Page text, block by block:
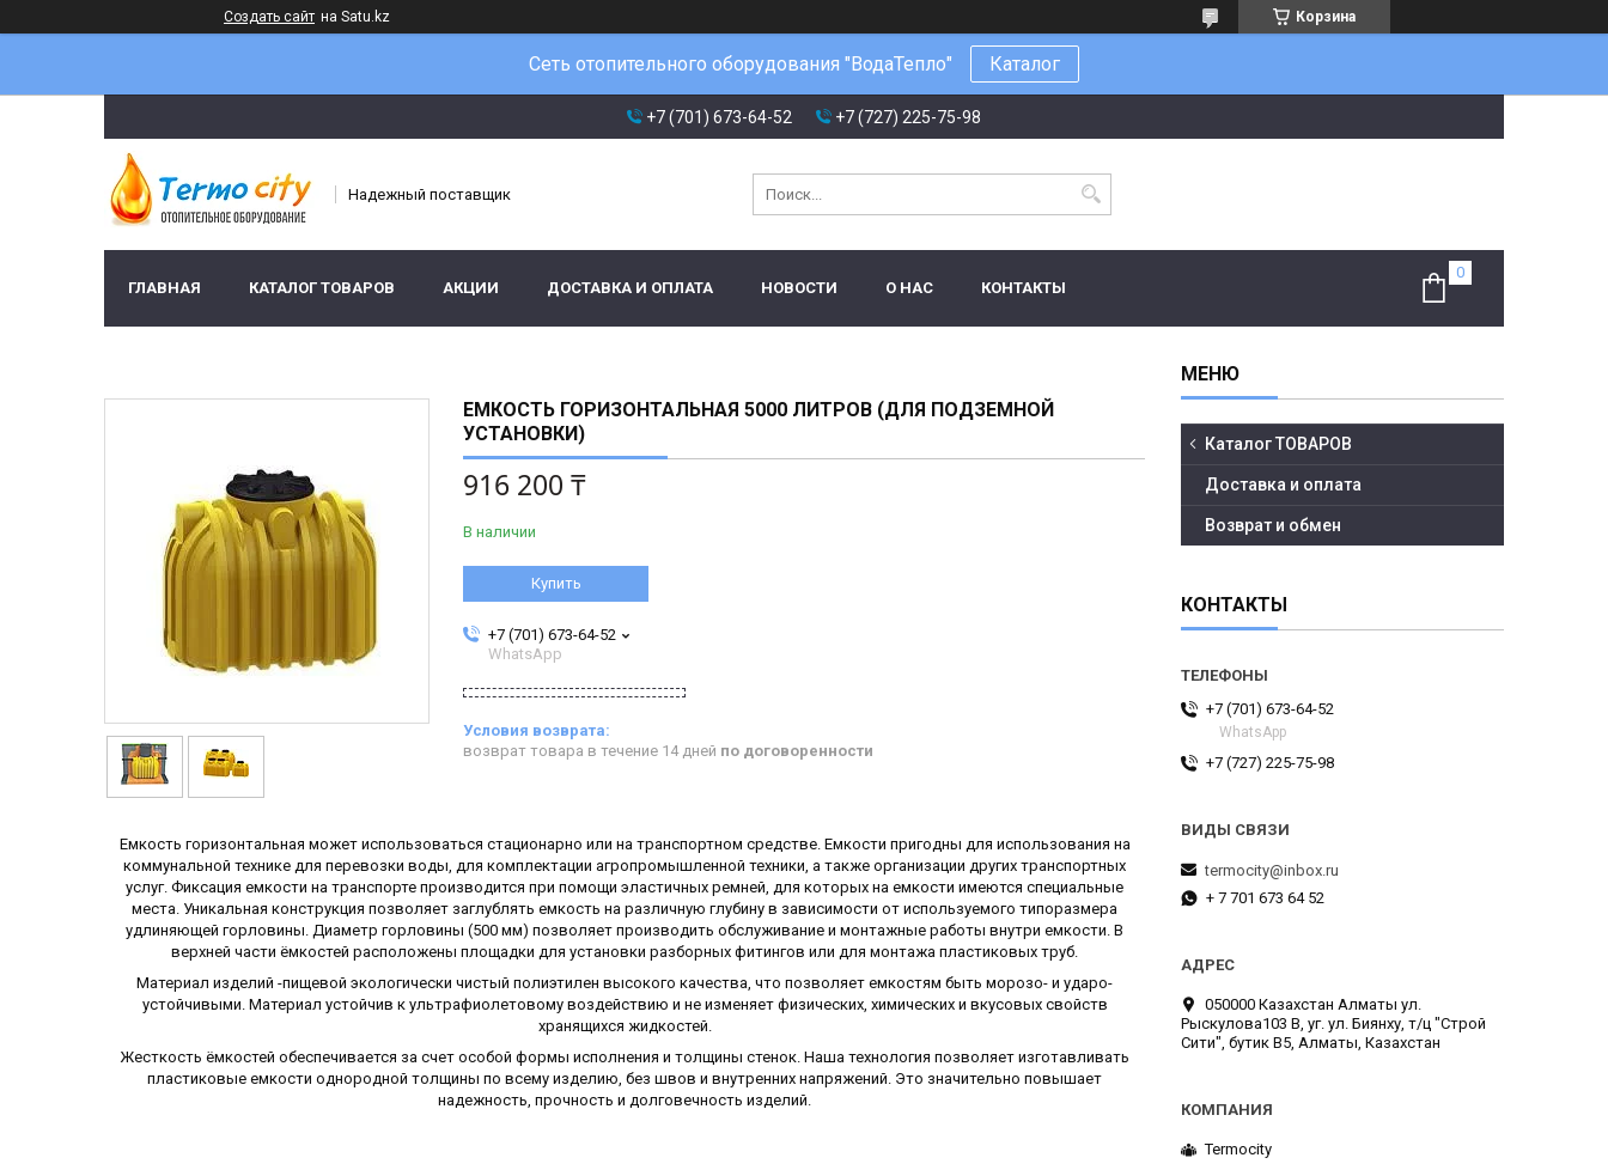
Создать сайт на Satu.kz Корзина
Сеть отопительного оборудования "ВодаТепло" Каталог
+7 (701) 673-64-52 +7 (727) 225-75-98
Надежный поставщик
ГЛАВНАЯ КАТАЛОГ ТОВАРОВ АКЦИИ ДОСТАВКА И ОПЛАТА НОВОСТИ О НАС КОНТАКТЫ
ЕМКОСТЬ ГОРИЗОНТАЛЬНАЯ 5000 ЛИТРОВ (ДЛЯ ПОДЗЕМНОЙ
УСТАНОВКИ)
916 200 ₸
В наличии
Купить
+7 (701) 673-64-52
WhatsApp
возврат товара в течение 14 дней по договоренности
Емкость горизонтальная может использоваться стационарно или на транспортном средстве. Емкости пригодны для использования на
коммунальной технике для перевозки воды, для комплектации агропромышленной техники, а также организации других транспортных
услуг. Фиксация емкости на транспорте производится при помощи эластичных ремней, для которых на емкости имеются специальные
места. Уникальная конструкция позволяет заглублять емкость на различную глубину в зависимости от используемого типоразмера
удлиняющей горловины. Диаметр горловины (500 мм) позволяет производить обслуживание и монтажные работы внутри емкости. В
верхней части ёмкостей расположены площадки для установки разборных фитингов или для монтажа пластиковых труб.
Материал изделий -пищевой экологически чистый полиэтилен высокого качества, что позволяет емкостям быть морозо- и ударо-
устойчивыми. Материал устойчив к ультрафиолетовому воздействию и не изменяет физических, химических и вкусовых свойств
хранящихся жидкостей.
Жесткость ёмкостей обеспечивается за счет особой формы исполнения и толщины стенок. Наша технология позволяет изготавливать
пластиковые емкости однородной толщины по всему изделию, без швов и внутренних напряжений. Это значительно повышает
надежность, прочность и долговечность изделий.
Каталог ТОВАРОВ
Доставка и оплата
Возврат и обмен
КОНТАКТЫ
+7 (701) 673-64-52
WhatsApp
+7 (727) 225-75-98
termocity@inbox.ru
+ 7 701 673 64 52
050000 Казахстан Алматы ул.
Рыскулова103 В, уг. ул. Биянху, т/ц "Строй
Сити", бутик В5, Алматы, Казахстан
Termocity